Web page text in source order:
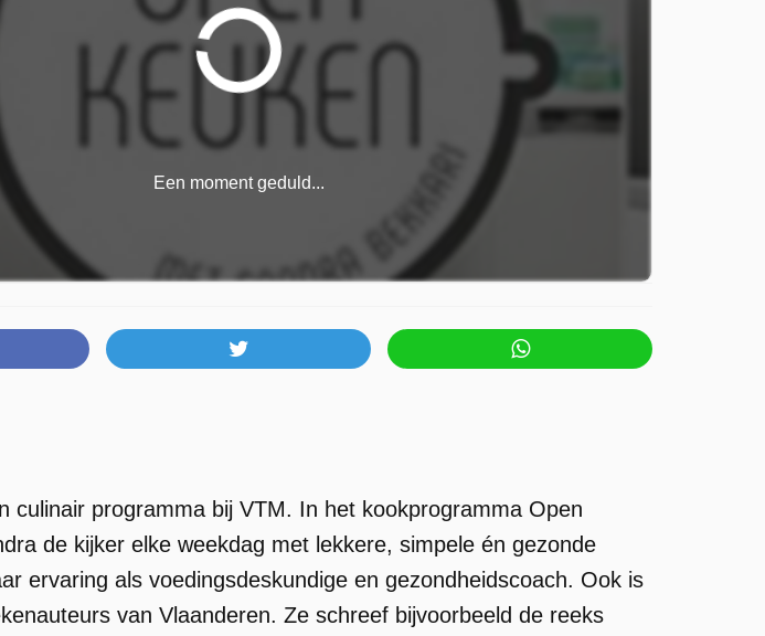
Een moment geduld...
culinair programma bij VTM. In het kookprogramma Open
de kijker elke weekdag met lekkere, simpele én gezonde
ervaring als voedingsdeskundige en gezondheidscoach. Ook is
van Vlaanderen. Ze schreef bijvoorbeeld de reeks